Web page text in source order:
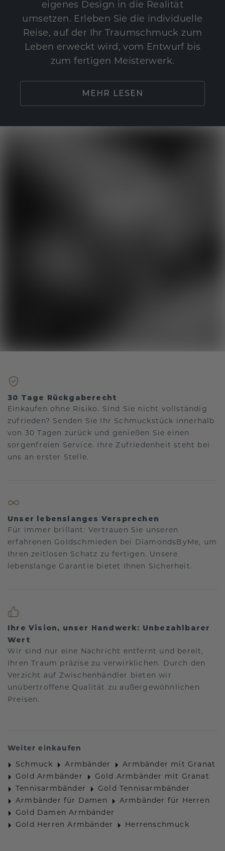
eigenes Design in die Realität
umsetzen. Erleben Sie die individuelle
Reise, auf der Ihr Traumschmuck zum
Leben erweckt wird, vom Entwurf bis
zum fertigen Meisterwerk.
MEHR LESEN
30 Tage Rückgaberecht
Einkaufen ohne Risiko. Sind Sie nicht vollständig
zufrieden? Senden Sie Ihr Schmuckstück innerhalb
von 30 Tagen zurück und genießen Sie einen
sorgenfreien Service. Ihre Zufriedenheit steht bei
uns an erster Stelle.
Unser lebenslanges Versprechen
Für immer brillant: Vertrauen Sie unseren
erfahrenen Goldschmieden bei DiamondsByMe, um
Ihren zeitlosen Schatz zu fertigen. Unsere
lebenslange Garantie bietet Ihnen Sicherheit.
Ihre Vision, unser Handwerk: Unbezahlbarer
Wert
Wir sind nur eine Nachricht entfernt und bereit,
Ihren Traum präzise zu verwirklichen. Durch den
Verzicht auf Zwischenhändler bieten wir
unübertroffene Qualität zu außergewöhnlichen
Preisen.
Weiter einkaufen
Schmuck Armbänder
Armbänder mit Granat
Gold Armbänder
Gold Armbänder mit Granat
Tennisarmbänder
Gold Tennisarmbänder
Armbänder für Damen
Armbänder für Herren
Gold Damen Armbänder
Gold Herren Armbänder
Herrenschmuck